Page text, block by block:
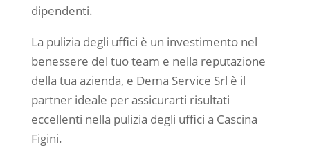
dipendenti.
La pulizia degli uffici è un investimento nel
benessere del tuo team e nella reputazione
della tua azienda, e Dema Service Srl è il
partner ideale per assicurarti risultati
eccellenti nella pulizia degli uffici a Cascina
Figini.